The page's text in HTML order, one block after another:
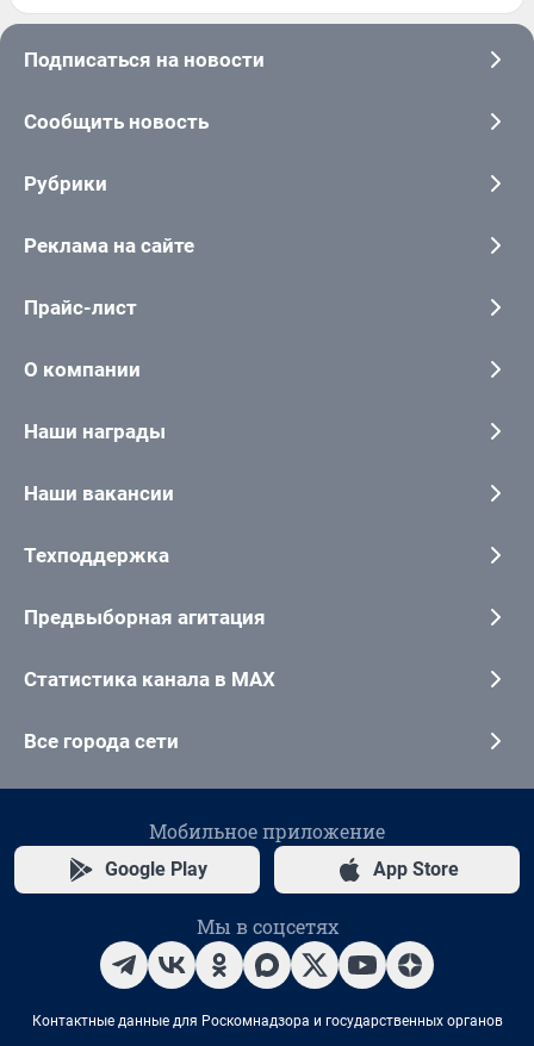
Подписаться на новости
Сообщить новость
Рубрики
Реклама на сайте
Прайс-лист
О компании
Наши награды
Наши вакансии
Техподдержка
Предвыборная агитация
Статистика канала в MAX
Все города сети
Мобильное приложение
Google Play App Store
Мы в соцсетях
Контактные данные для Роскомнадзора и государственных органов